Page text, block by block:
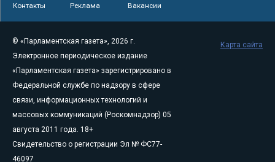
Контакты Реклама Вакансии
© «Парламентская газета», 2026 г.
Электронное периодическое издание
«Парламентская газета» зарегистрировано в
Федеральной службе по надзору в сфере
связи, информационных технологий и
массовых коммуникаций (Роскомнадзор) 05
августа 2011 года. 18+
Свидетельство о регистрации Эл № ФС77-
46097
Карта сайта